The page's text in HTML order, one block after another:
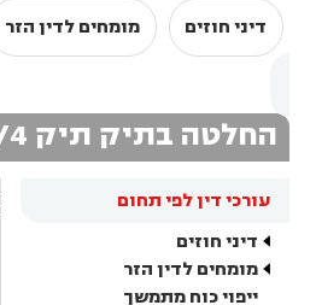
דיני חוזים מומחים לדין הזר
החלטה בתיק תיק 948011/4
עורכי דין לפי תחום
דיני חוזים
מומחים לדין הזר
ייפוי כוח מתמשך